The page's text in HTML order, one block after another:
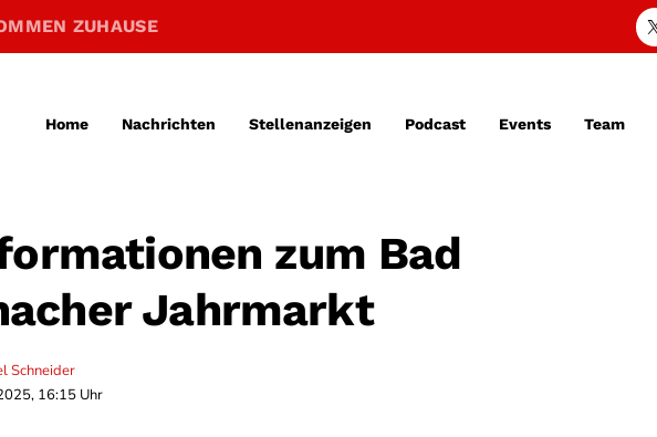
ZUHAUSE
Home Nachrichten Stellenanzeigen Podcast Events Team
zum Bad
Jahrmarkt
Schneider
16:15 Uhr